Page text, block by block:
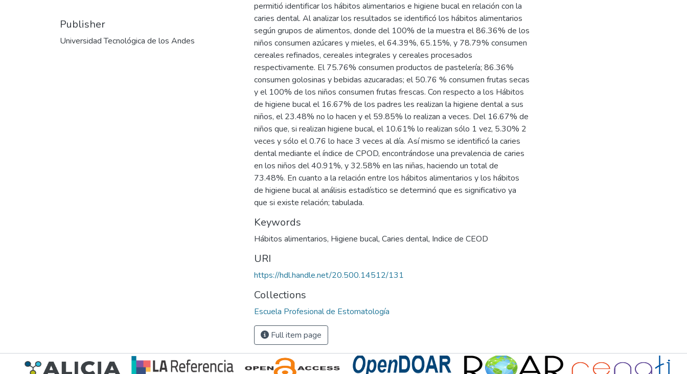
Publisher
Universidad Tecnológica de los Andes
permitió identificar los hábitos alimentarios e higiene bucal en relación con la
caries dental. Al analizar los resultados se identificó los hábitos alimentarios
según grupos de alimentos, donde del 100% de la muestra el 86.36% de los
niños consumen azúcares y mieles, el 64.39%, 65.15%, y 78.79% consumen
cereales refinados, cereales integrales y cereales procesados
respectivamente. El 75.76% consumen productos de pastelería; 86.36%
consumen golosinas y bebidas azucaradas; el 50.76 % consumen frutas secas
y el 100% de los niños consumen frutas frescas. Con respecto a los Hábitos
de higiene bucal el 16.67% de los padres les realizan la higiene dental a sus
niños, el 23.48% no lo hacen y el 59.85% lo realizan a veces. Del 16.67% de
niños que, si realizan higiene bucal, el 10.61% lo realizan sólo 1 vez, 5.30% 2
veces y sólo el 0.76 lo hace 3 veces al día. Así mismo se identificó la caries
dental mediante el índice de CPOD, encontrándose una prevalencia de caries
en los niños del 40.91%, y 32.58% en las niñas, haciendo un total de
73.48%. En cuanto a la relación entre los hábitos alimentarios y los hábitos
de higiene bucal al análisis estadístico se determinó que es significativo ya
que si existe relación; tabulada.
Keywords
Hábitos alimentarios, Higiene bucal, Caries dental, Indice de CEOD
URI
https://hdl.handle.net/20.500.14512/131
Collections
Escuela Profesional de Estomatología
Full item page